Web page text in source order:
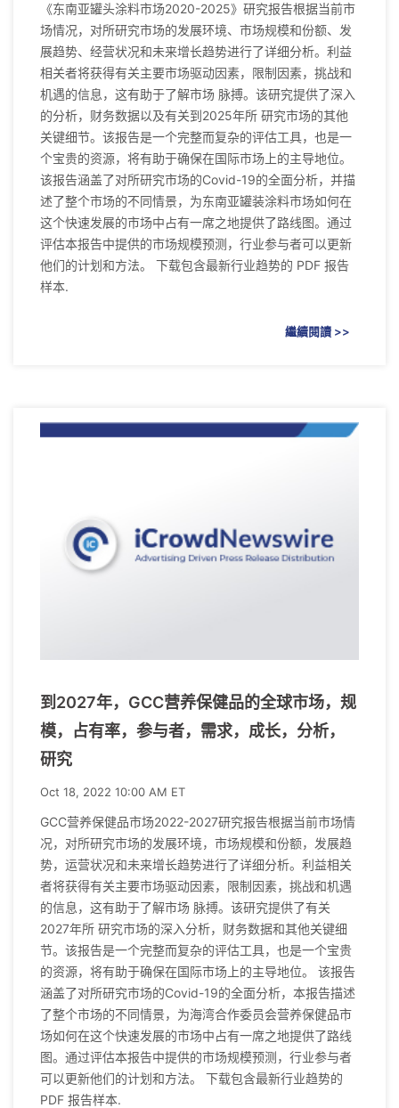
《东南亚罐头涂料市场2020-2025》研究报告根据当前市
场情况，对所研究市场的发展环境、市场规模和份额、发
展趋势、经营状况和未来增长趋势进行了详细分析。利益
相关者将获得有关主要市场驱动因素，限制因素，挑战和
机遇的信息，这有助于了解市场 脉搏。该研究提供了深入
的分析，财务数据以及有关到2025年所 研究市场的其他
关键细节。该报告是一个完整而复杂的评估工具，也是一
个宝贵的资源，将有助于确保在国际市场上的主导地位。
该报告涵盖了对所研究市场的Covid-19的全面分析，并描
述了整个市场的不同情景，为东南亚罐装涂料市场如何在
这个快速发展的市场中占有一席之地提供了路线图。通过
评估本报告中提供的市场规模预测，行业参与者可以更新
他们的计划和方法。 下载包含最新行业趋势的 PDF 报告
样本.
繼續閱讀 >>
到2027年，GCC营养保健品的全球市场，规
模，占有率，参与者，需求，成长，分析，
研究
Oct 18, 2022 10:00 AM ET
GCC营养保健品市场2022-2027研究报告根据当前市场情
况，对所研究市场的发展环境，市场规模和份额，发展趋
势，运营状况和未来增长趋势进行了详细分析。利益相关
者将获得有关主要市场驱动因素，限制因素，挑战和机遇
的信息，这有助于了解市场 脉搏。该研究提供了有关
2027年所 研究市场的深入分析，财务数据和其他关键细
节。该报告是一个完整而复杂的评估工具，也是一个宝贵
的资源，将有助于确保在国际市场上的主导地位。 该报告
涵盖了对所研究市场的Covid-19的全面分析，本报告描述
了整个市场的不同情景，为海湾合作委员会营养保健品市
场如何在这个快速发展的市场中占有一席之地提供了路线
图。通过评估本报告中提供的市场规模预测，行业参与者
可以更新他们的计划和方法。 下载包含最新行业趋势的
PDF 报告样本.